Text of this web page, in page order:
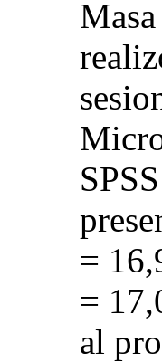
=
=
al